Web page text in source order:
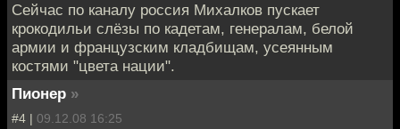
Сейчас по каналу россия Михалков пускает
крокодильи слёзы по кадетам, генералам, белой
армии и французским кладбищам, усеянным
костями "цвета нации".
Пионер »
#4 | 09.12.08 16:25